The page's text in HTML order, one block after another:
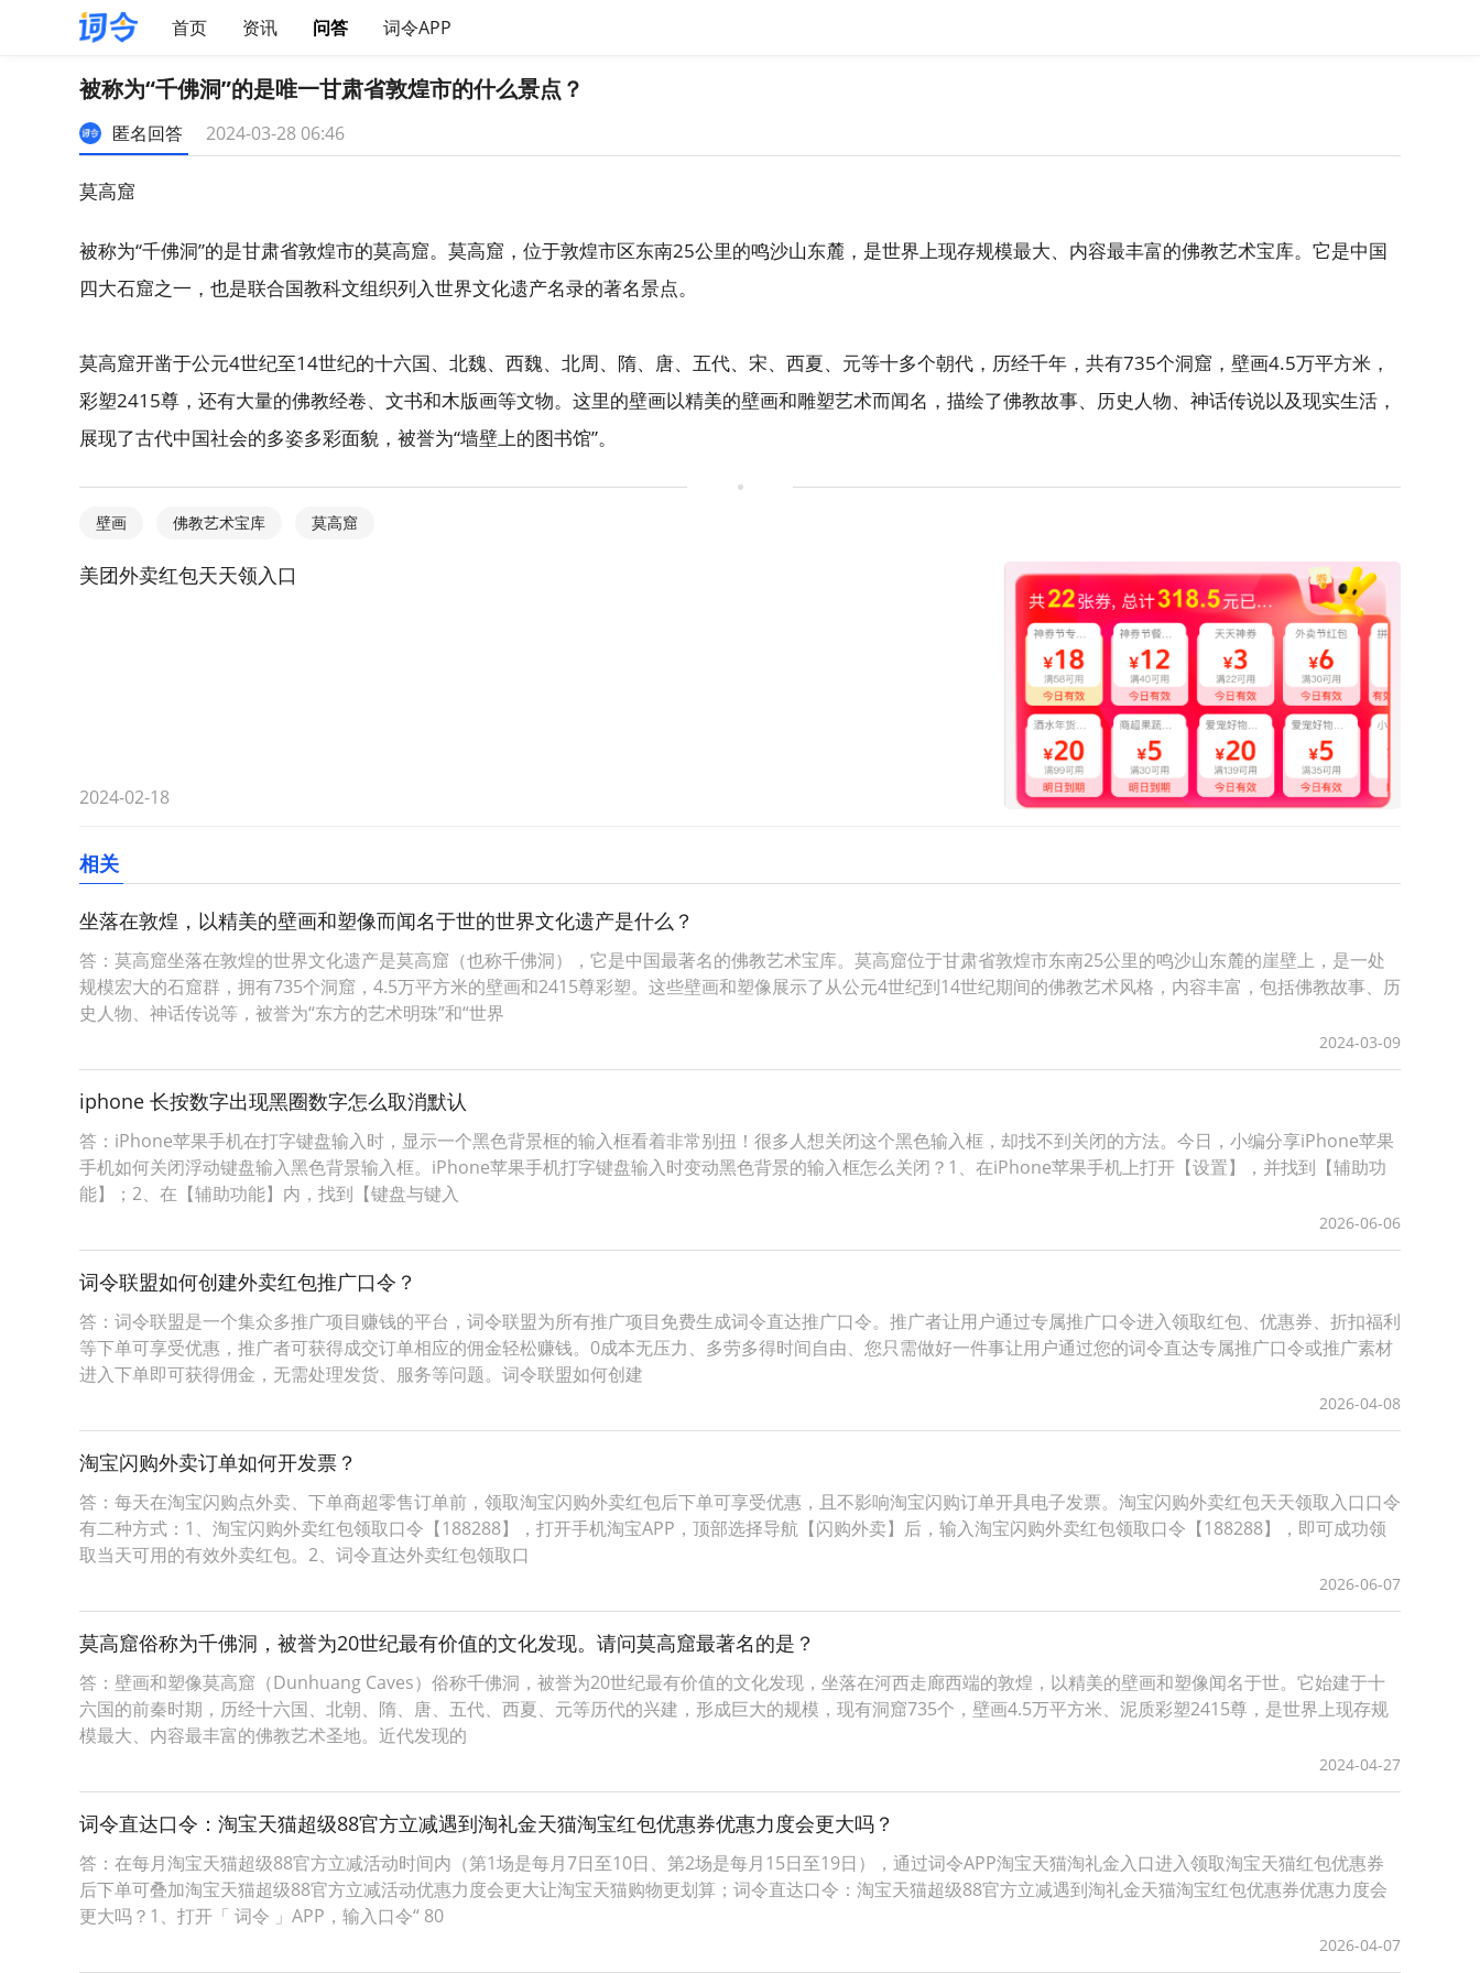
首页 资讯 问答 词令APP
被称为“千佛洞”的是唯一甘肃省敦煌市的什么景点？
匿名回答 2024-03-28 06:46
莫高窟
被称为“千佛洞”的是甘肃省敦煌市的莫高窟。莫高窟，位于敦煌市区东南25公里的鸣沙山东麓，是世界上现存规模最大、内容最丰富的佛教艺术宝库。它是中国
四大石窟之一，也是联合国教科文组织列入世界文化遗产名录的著名景点。
莫高窟开凿于公元4世纪至14世纪的十六国、北魏、西魏、北周、隋、唐、五代、宋、西夏、元等十多个朝代，历经千年，共有735个洞窟，壁画4.5万平方米，
彩塑2415尊，还有大量的佛教经卷、文书和木版画等文物。这里的壁画以精美的壁画和雕塑艺术而闻名，描绘了佛教故事、历史人物、神话传说以及现实生活，
展现了古代中国社会的多姿多彩面貌，被誉为“墙壁上的图书馆”。
壁画 佛教艺术宝库 莫高窟
美团外卖红包天天领入口
2024-02-18
相关
坐落在敦煌，以精美的壁画和塑像而闻名于世的世界文化遗产是什么？
答：莫高窟坐落在敦煌的世界文化遗产是莫高窟（也称千佛洞），它是中国最著名的佛教艺术宝库。莫高窟位于甘肃省敦煌市东南25公里的鸣沙山东麓的崖壁上，是一处
规模宏大的石窟群，拥有735个洞窟，4.5万平方米的壁画和2415尊彩塑。这些壁画和塑像展示了从公元4世纪到14世纪期间的佛教艺术风格，内容丰富，包括佛教故事、历
史人物、神话传说等，被誉为“东方的艺术明珠”和“世界
2024-03-09
iphone 长按数字出现黑圈数字怎么取消默认
答：iPhone苹果手机在打字键盘输入时，显示一个黑色背景框的输入框看着非常别扭！很多人想关闭这个黑色输入框，却找不到关闭的方法。今日，小编分享iPhone苹果
手机如何关闭浮动键盘输入黑色背景输入框。iPhone苹果手机打字键盘输入时变动黑色背景的输入框怎么关闭？1、在iPhone苹果手机上打开【设置】，并找到【辅助功
能】；2、在【辅助功能】内，找到【键盘与键入
2026-06-06
词令联盟如何创建外卖红包推广口令？
答：词令联盟是一个集众多推广项目赚钱的平台，词令联盟为所有推广项目免费生成词令直达推广口令。推广者让用户通过专属推广口令进入领取红包、优惠券、折扣福利
等下单可享受优惠，推广者可获得成交订单相应的佣金轻松赚钱。0成本无压力、多劳多得时间自由、您只需做好一件事让用户通过您的词令直达专属推广口令或推广素材
进入下单即可获得佣金，无需处理发货、服务等问题。词令联盟如何创建
2026-04-08
淘宝闪购外卖订单如何开发票？
答：每天在淘宝闪购点外卖、下单商超零售订单前，领取淘宝闪购外卖红包后下单可享受优惠，且不影响淘宝闪购订单开具电子发票。淘宝闪购外卖红包天天领取入口口令
有二种方式：1、淘宝闪购外卖红包领取口令【188288】，打开手机淘宝APP，顶部选择导航【闪购外卖】后，输入淘宝闪购外卖红包领取口令【188288】，即可成功领
取当天可用的有效外卖红包。2、词令直达外卖红包领取口
2026-06-07
莫高窟俗称为千佛洞，被誉为20世纪最有价值的文化发现。请问莫高窟最著名的是？
答：壁画和塑像莫高窟（Dunhuang Caves）俗称千佛洞，被誉为20世纪最有价值的文化发现，坐落在河西走廊西端的敦煌，以精美的壁画和塑像闻名于世。它始建于十
六国的前秦时期，历经十六国、北朝、隋、唐、五代、西夏、元等历代的兴建，形成巨大的规模，现有洞窟735个，壁画4.5万平方米、泥质彩塑2415尊，是世界上现存规
模最大、内容最丰富的佛教艺术圣地。近代发现的
2024-04-27
词令直达口令：淘宝天猫超级88官方立减遇到淘礼金天猫淘宝红包优惠券优惠力度会更大吗？
答：在每月淘宝天猫超级88官方立减活动时间内（第1场是每月7日至10日、第2场是每月15日至19日），通过词令APP淘宝天猫淘礼金入口进入领取淘宝天猫红包优惠券
后下单可叠加淘宝天猫超级88官方立减活动优惠力度会更大让淘宝天猫购物更划算；词令直达口令：淘宝天猫超级88官方立减遇到淘礼金天猫淘宝红包优惠券优惠力度会
更大吗？1、打开「 词令 」APP，输入口令“ 80
2026-04-07